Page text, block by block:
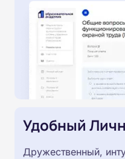
Удобный
Дружественный,